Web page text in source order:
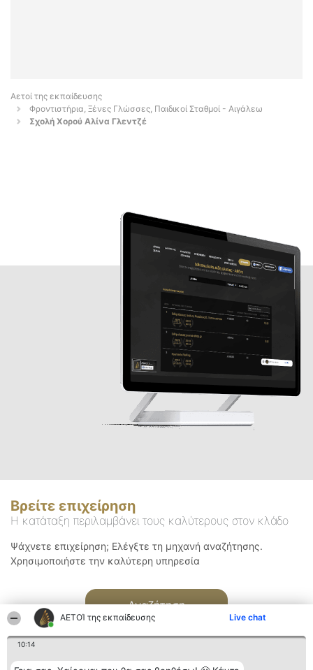
ΑΕΤΟΊ της εκπαίδευσης Live chat
10:14
Αετοί της εκπαίδευσης
Φροντιστήρια, Ξένες Γλώσσες, Παιδικοί Σταθμοί - Αιγάλεω
Σχολή Χορού Αλίνα Γλεντζέ
Βρείτε επιχείρηση
Η κατάταξη περιλαμβάνει τους καλύτερους στον κλάδο
Ψάχνετε επιχείρηση; Ελέγξτε τη μηχανή αναζήτησης.
Χρησιμοποιήστε την καλύτερη υπηρεσία
Αναζήτηση